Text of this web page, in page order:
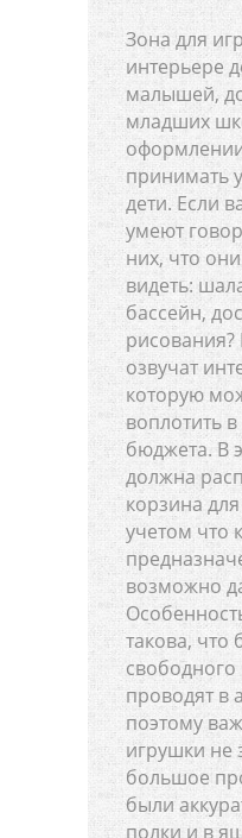
Зона для
интерьере
малышей,
младших
принимать
дети. Если
умеют
них, что
видеть:
бассейн,
озвучат
которую
воплотить
бюджета. В
должна
корзина
учетом что
возможно
такова, что
проводят в
поэтому
игрушки не
большое
были
полки и в